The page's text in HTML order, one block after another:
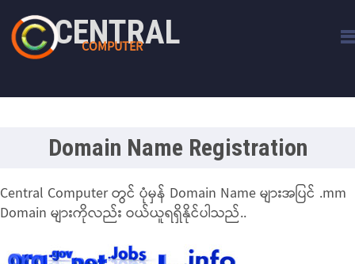
CENTRAL
COMPUTER
Domain Name Registration
Central Computer တွင် ပုံမှန် Domain Name များအပြင် .mm
Domain များကိုလည်း ဝယ်ယူရရှိနိုင်ပါသည်..